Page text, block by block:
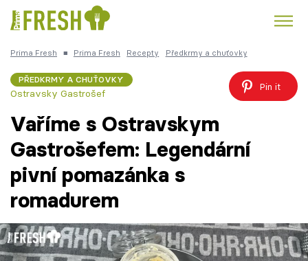
Česká kuchyně Čokoláda
Témata
Články
Prima Fresh ■ Prima Fresh Recepty Předkrmy a chuťovky
PŘEDKRMY A CHUŤOVKY
Ostravsky Gastrošef
Pin it
Vaříme s Ostravskym
Gastrošefem: Legendární
pivní pomazánka s
romadurem